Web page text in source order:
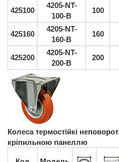
425100
4205-NT-
100-B
100
425160
4205-NT-
160-B
160
425200
4205-NT-
200-B
200
Колеса термостійкі
кріпильною панеллю